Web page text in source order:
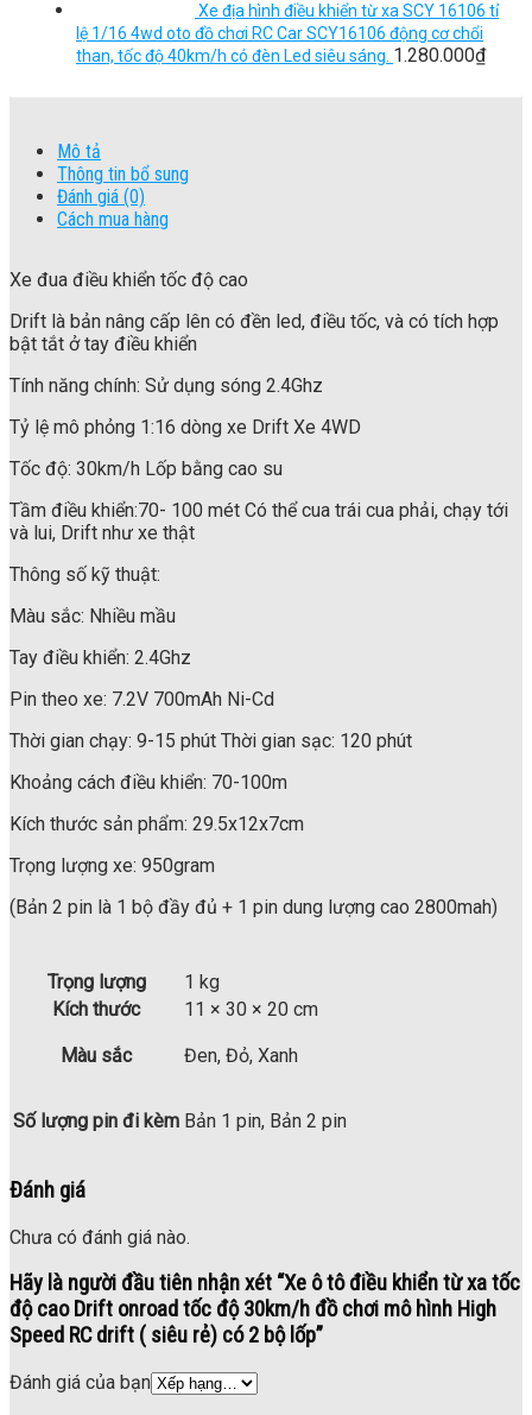
Xe địa hình điều khiển từ xa SCY 16106 tỉ
lệ 1/16 4wd oto đồ chơi RC Car SCY16106 động cơ chổi
than, tốc độ 40km/h có đèn Led siêu sáng. 1.280.000₫
Mô tả
Thông tin bổ sung
Đánh giá (0)
Cách mua hàng
Xe đua điều khiển tốc độ cao
Drift là bản nâng cấp lên có đền led, điều tốc, và có tích hợp
bật tắt ở tay điều khiển
Tính năng chính: Sử dụng sóng 2.4Ghz
Tỷ lệ mô phỏng 1:16 dòng xe Drift Xe 4WD
Tốc độ: 30km/h Lốp bằng cao su
Tầm điều khiển:70- 100 mét Có thể cua trái cua phải, chạy tới
và lui, Drift như xe thật
Thông số kỹ thuật:
Màu sắc: Nhiều mầu
Tay điều khiển: 2.4Ghz
Pin theo xe: 7.2V 700mAh Ni-Cd
Thời gian chạy: 9-15 phút Thời gian sạc: 120 phút
Khoảng cách điều khiển: 70-100m
Kích thước sản phẩm: 29.5x12x7cm
Trọng lượng xe: 950gram
(Bản 2 pin là 1 bộ đầy đủ + 1 pin dung lượng cao 2800mah)
Trọng lượng
1 kg
Kích thước
11 × 30 × 20 cm
Màu sắc Đen, Đỏ, Xanh
Số lượng pin đi kèm Bản 1 pin, Bản 2 pin
Đánh giá
Chưa có đánh giá nào.
Hãy là người đầu tiên nhận xét “Xe ô tô điều khiển từ xa tốc
độ cao Drift onroad tốc độ 30km/h đồ chơi mô hình High
Speed RC drift ( siêu rẻ) có 2 bộ lốp”
Đánh giá của bạn